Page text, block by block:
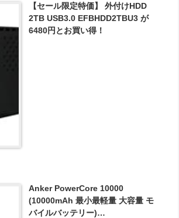
【セール限定特価】 外付けHDD
2TB USB3.0 EFBHDD2TBU3 が
6480円とお買い得！
Anker PowerCore 10000
(10000mAh 最小最軽量 大容量 モ
バイルバッテリー)